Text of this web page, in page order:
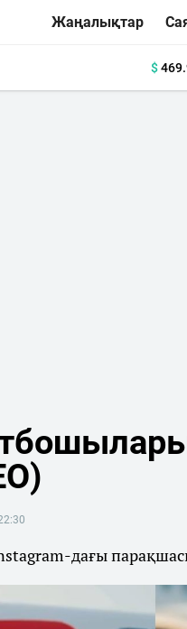
Жаңалықтар
$
дағы